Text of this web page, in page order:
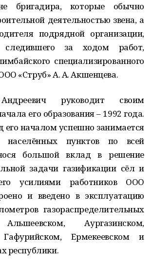
бригадира, которые обычно
деятельностью звена, а
подрядной организации,
следившего за ходом работ,
специализированного
«Струб» А. А. Акшенцева.
руководит своим
его образования – 1992 года.
его началом успешно занимается
населённых пунктов по всей
большой вклад в решение
задачи газификации сёл и
усилиями работников ООО
и введено в эксплуатацию
газораспределительных
Аургазинском,
Ермекеевском и
республики.